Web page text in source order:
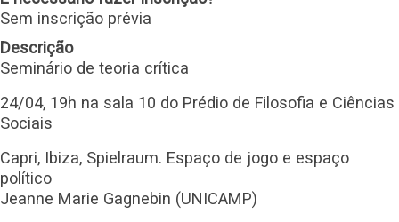
Sem inscrição prévia
Descrição
Seminário de teoria crítica
24/04, 19h na sala 10 do Prédio de Filosofia e Ciências
Sociais
Capri, Ibiza, Spielraum. Espaço de jogo e espaço
político
Jeanne Marie Gagnebin (UNICAMP)